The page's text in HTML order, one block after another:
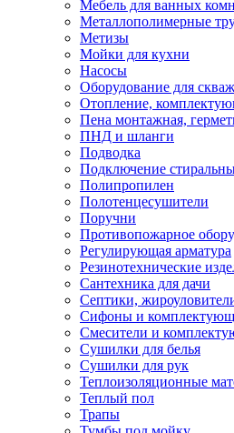
Мебель для ванных
Металлополимерные
Метизы
Мойки для кухни
Насосы
Оборудование для
Отопление,
Пена монтажная,
ПНД и шланги
Подводка
Подключение
Полипропилен
Полотенцесушители
Поручни
Противопожарное
Регулирующая арматура
Резинотехнические
Сантехника для дачи
Септики,
Сифоны и
Смесители и
Сушилки для белья
Сушилки для рук
Теплоизоляционные
Теплый пол
Трапы